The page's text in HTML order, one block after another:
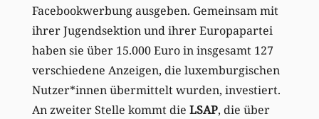
Facebookwerbung ausgeben. Gemeinsam mit
ihrer Jugendsektion und ihrer Europapartei
haben sie über 15.000 Euro in insgesamt 127
verschiedene Anzeigen, die luxemburgischen
Nutzer*innen übermittelt wurden, investiert.
An zweiter Stelle kommt die LSAP, die über